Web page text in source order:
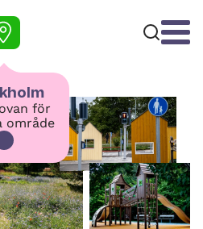
för
område